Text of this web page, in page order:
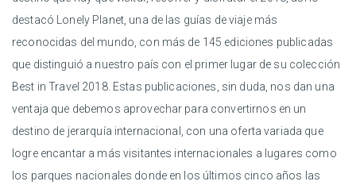
destacó Lonely Planet, una de las guías de viaje más
reconocidas del mundo, con más de 145 ediciones publicadas
que distinguió a nuestro país con el primer lugar de su colección
Best in Travel 2018. Estas publicaciones, sin duda, nos dan una
ventaja que debemos aprovechar para convertirnos en un
destino de jerarquía internacional, con una oferta variada que
logre encantar a más visitantes internacionales a lugares como
los parques nacionales donde en los últimos cinco años las